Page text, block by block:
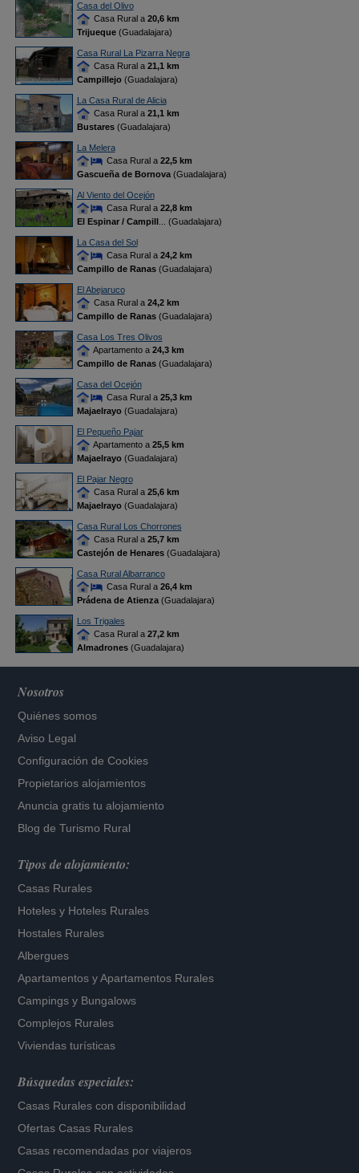
Casa del Olivo
Casa Rural a 20,6 km
Trijueque(Guadalajara)
Casa Rural La Pizarra Negra
Casa Rural a 21,1 km
Campillejo(Guadalajara)
La Casa Rural de Alicia
Casa Rural a 21,1 km
Bustares(Guadalajara)
La Melera
Casa Rural a 22,5 km
Gascueña de Bornova(Guadalajara)
Al Viento del Ocejón
Casa Rural a 22,8 km
El Espinar / Campill... (Guadalajara)
La Casa del Sol
Casa Rural a 24,2 km
Campillo de Ranas(Guadalajara)
El Abejaruco
Casa Rural a 24,2 km
Campillo de Ranas(Guadalajara)
Casa Los Tres Olivos
Apartamento a 24,3 km
Campillo de Ranas(Guadalajara)
Casa del Ocejón
Casa Rural a 25,3 km
Majaelrayo(Guadalajara)
El Pequeño Pajar
Apartamento a 25,5 km
Majaelrayo(Guadalajara)
El Pajar Negro
Casa Rural a 25,6 km
Majaelrayo(Guadalajara)
Casa Rural Los Chorrones
Casa Rural a 25,7 km
Castejón de Henares(Guadalajara)
Casa Rural Albarranco
Casa Rural a 26,4 km
Prádena de Atienza(Guadalajara)
Los Trigales
Casa Rural a 27,2 km
Almadrones(Guadalajara)
Nosotros
Quiénes somos
Aviso Legal
Configuración de Cookies
Propietarios alojamientos
Anuncia gratis tu alojamiento
Blog de Turismo Rural
Tipos de alojamiento:
Casas Rurales
Hoteles y Hoteles Rurales
Hostales Rurales
Albergues
Apartamentos yApartamentos Rurales
Campings y Bungalows
Complejos Rurales
Viviendas turísticas
Búsquedas especiales:
Casas Rurales con disponibilidad
Ofertas Casas Rurales
Casas recomendadas por viajeros